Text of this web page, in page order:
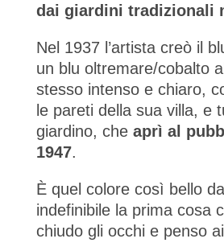
dai giardini tradizionali
Nel 1937 l’artista creò il
un blu oltremare/cobalto
stesso intenso e chiaro,
le pareti della sua villa, e
giardino, cheaprì al
1947.
È quel colore così bello
indefinibile la prima cosa
chiudo gli occhi e penso